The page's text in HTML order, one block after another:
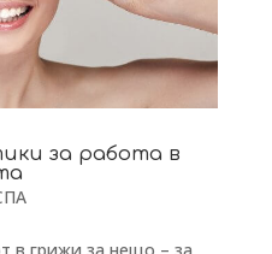
за работа в